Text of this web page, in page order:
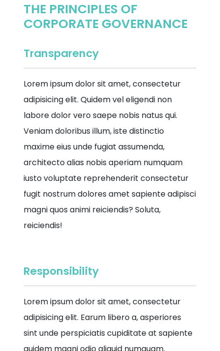
THE PRINCIPLES OF
CORPORATE GOVERNANCE
Transparency
Lorem ipsum dolor sit amet, consectetur
adipisicing elit. Quidem vel eligendi non
labore dolor vero saepe nobis natus qui.
Veniam doloribus illum, iste distinctio
maxime eius unde fugiat assumenda,
architecto alias nobis aperiam numquam
iusto voluptate reprehenderit consectetur
fugit nostrum dolores amet sapiente adipisci
magni quos animi reiciendis? Soluta,
reiciendis!
Responsibility
Lorem ipsum dolor sit amet, consectetur
adipisicing elit. Earum libero a, asperiores
sint unde perspiciatis cupiditate at sapiente